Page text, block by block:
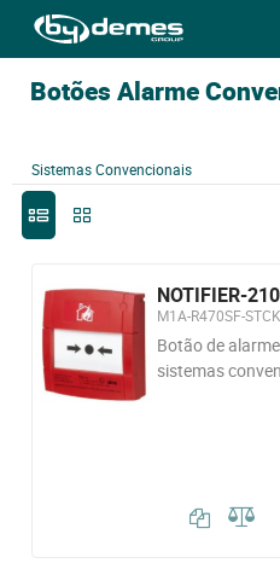
Botões Alarme
Sistemas Convencionais
NOTIFIER-210
M1A-R470SF-
Botão de
sistemas